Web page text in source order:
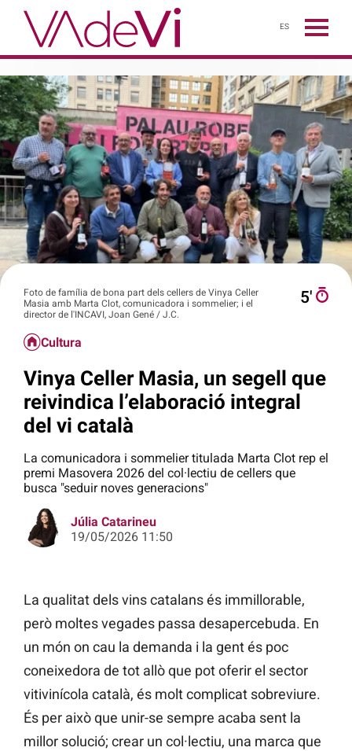
ES
Foto de família de bona part dels cellers de Vinya Celler
Masia amb Marta Clot, comunicadora i sommelier; i el
director de l'INCAVI, Joan Gené / J.C.
5′
Cultura
Vinya Celler Masia, un segell que
reivindica l’elaboració integral
del vi català
La comunicadora i sommelier titulada Marta Clot rep el
premi Masovera 2026 del col·lectiu de cellers que
busca "seduir noves generacions"
Júlia Catarineu
19/05/2026 11:50
La qualitat dels vins catalans és immillorable,
però moltes vegades passa desapercebuda. En
un món on cau la demanda i la gent és poc
coneixedora de tot allò que pot oferir el sector
vitivinícola català, és molt complicat sobreviure.
És per això que unir-se sempre acaba sent la
millor solució; crear un col·lectiu, una marca que